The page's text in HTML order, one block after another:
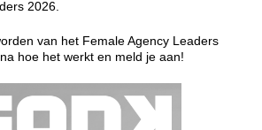
2026.
van het Female Agency Leaders
na hoe het werkt en meld je aan!